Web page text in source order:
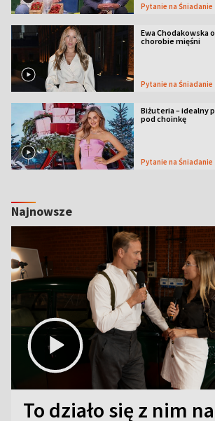
Pytanie na Śniadanie
Ewa Chodakowska
chorobie mięśni
Pytanie na Śniadanie
Biżuteria – idealny
pod choinkę
Pytanie na Śniadanie
Najnowsze
To działo się z nim